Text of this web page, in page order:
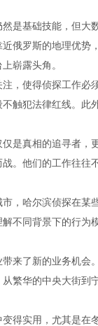
是基础技能，但大
俄罗斯的地理优势
崭露头角。
，使得侦探工作必
触犯法律红线。此
是真相的追寻者，
。他们的工作往往
，哈尔滨侦探在某
不同背景下的行为
来了新的业务机会
繁华的中央大街到
得实用，尤其是在